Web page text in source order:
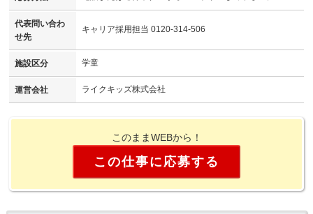
代表問い合わ
せ先
キャリア採用担当 0120-314-506
施設区分 学童
運営会社 ライクキッズ株式会社
このままWEBから！
この仕事に応募する